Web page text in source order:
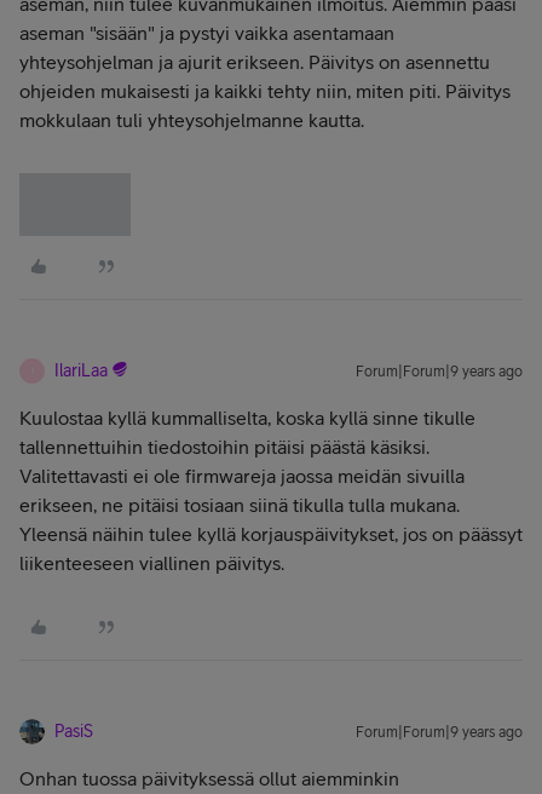
aseman "sisään" ja pystyi vaikka asentamaan
yhteysohjelman ja ajurit erikseen. Päivitys on asennettu
ohjeiden mukaisesti ja kaikki tehty niin, miten piti. Päivitys
mokkulaan tuli yhteysohjelmanne kautta.
IlariLaa Forum|Forum|9 years ago
Kuulostaa kyllä kummalliselta, koska kyllä sinne tikulle
tallennettuihin tiedostoihin pitäisi päästä käsiksi.
Valitettavasti ei ole firmwareja jaossa meidän sivuilla
erikseen, ne pitäisi tosiaan siinä tikulla tulla mukana.
Yleensä näihin tulee kyllä korjauspäivitykset, jos on päässyt
liikenteeseen viallinen päivitys.
PasiS Forum|Forum|9 years ago
Onhan tuossa päivityksessä ollut aiemminkin